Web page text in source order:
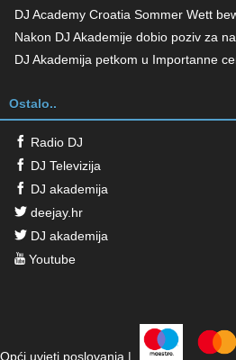
DJ Academy Croatia Sommer Wett
Nakon DJ Akademije dobio poziv za
DJ Akademija petkom u Importanne
Ostalo..
Radio DJ
DJ Televizija
DJ akademija
deejay.hr
DJ akademija
Youtube
Opći uvjeti poslovanja |